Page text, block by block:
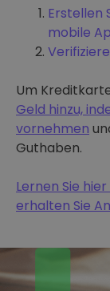
Erstellen
mobile
Um
Geld hinzu,
vornehmen
Guthaben.
Lernen Sie
erhalten Sie